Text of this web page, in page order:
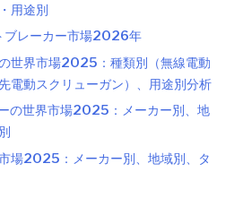
用途別
ブレーカー市場2026年
世界市場2025：種類別（無線電動
電動スクリューガン）、用途別分析
の世界市場2025：メーカー別、地
場2025：メーカー別、地域別、タ